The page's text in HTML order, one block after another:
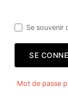
Se souvenir
SE
Mot de passe